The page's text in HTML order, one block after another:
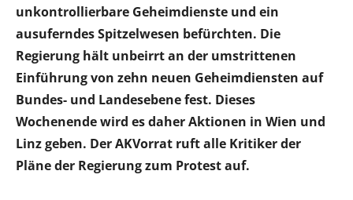
unkontrollierbare Geheimdienste und ein
ausuferndes Spitzelwesen befürchten. Die
Regierung hält unbeirrt an der umstrittenen
Einführung von zehn neuen Geheimdiensten auf
Bundes- und Landesebenefest. Dieses
Wochenende wird es daher Aktionen in Wien und
Linz geben. Der AKVorrat ruft alle Kritiker der
Pläne der Regierung zum Protest auf.